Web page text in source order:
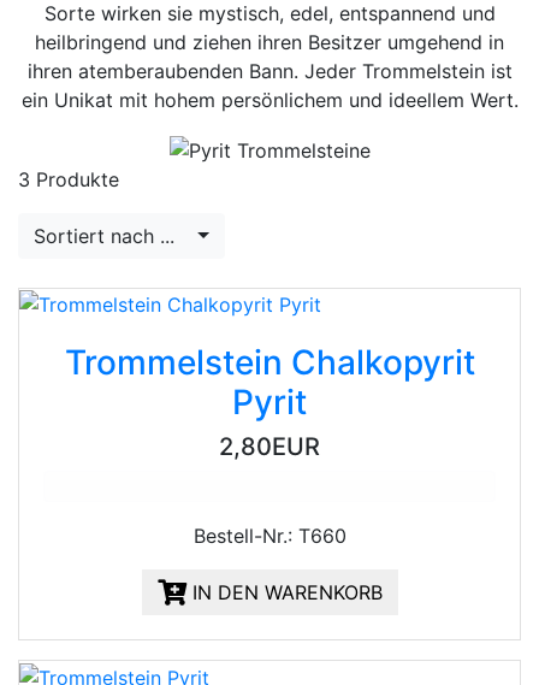
Sorte wirken sie mystisch, edel, entspannend und
heilbringend und ziehen ihren Besitzer umgehend in
ihren atemberaubenden Bann. Jeder Trommelstein ist
ein Unikat mit hohem persönlichem und ideellem Wert.
3 Produkte
Sortiert nach ...
Trommelstein Chalkopyrit
Pyrit
2,80EUR
Bestell-Nr.: T660
IN DEN WARENKORB